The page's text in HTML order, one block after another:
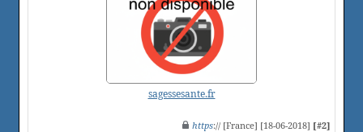
sagessesante.fr
https:// [France] [18-06-2018] [#2]